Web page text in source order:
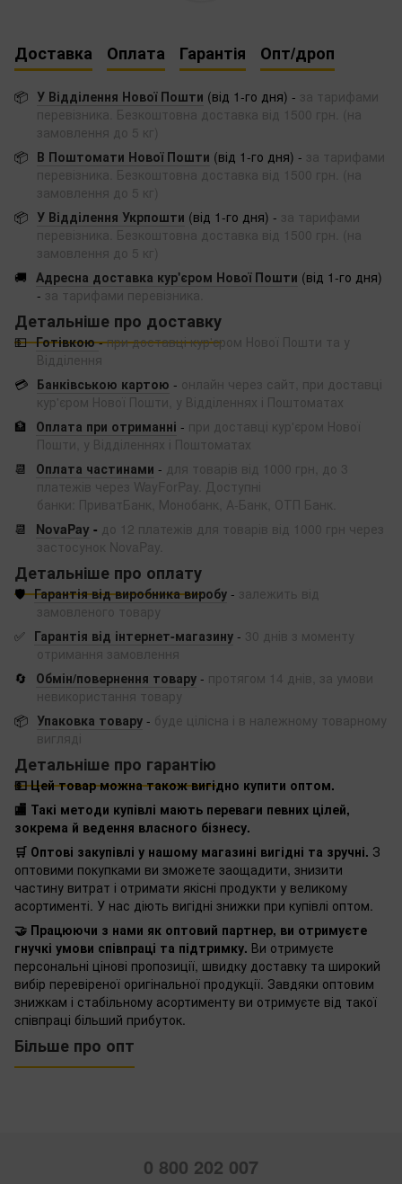
Доставка Оплата Гарантія Опт/дроп
📦 У Відділення Нової Пошти (від 1-го дня) - за тарифами
перевізника. Безкоштовна доставка від 1500 грн. (на
замовлення до 5 кг)
📦 В Поштомати Нової Пошти (від 1-го дня) - за тарифами
перевізника. Безкоштовна доставка від 1500 грн. (на
замовлення до 5 кг)
📦 У Відділення Укрпошти (від 1-го дня) - за тарифами
перевізника. Безкоштовна доставка від 1500 грн. (на
замовлення до 5 кг)
🚚 Адресна доставка кур'єром Нової Пошти (від 1-го дня)
- за тарифами перевізника.
Детальніше про доставку
💵 Готівкою -при доставці кур'єром Нової Пошти та у
Відділення
💳 Банківською картою - онлайн через сайт, при доставці
кур'єром Нової Пошти, у Відділеннях і Поштоматах
🏦
Оплата при отриманні - при доставці кур'єром Нової
Пошти, у Відділеннях і Поштоматах
📆
Оплата частинами - для товарів від 1000 грн, до 3
платежів через WayForPay. Доступні
банки: ПриватБанк, Монобанк, А-Банк, ОТП Банк.
📆
NovaPay - до 12 платежів для товарів від 1000 грн через
застосунок NovaPay.
Детальніше про оплату
🛡️ Гарантія від виробника виробу - залежить від
замовленого товару
✅ Гарантія від інтернет-магазину - 30 днів з моменту
отримання замовлення
🔄
Обмін/повернення товару - протягом 14 днів, за умови
невикористання товару
📦 Упаковка товару - буде цілісна і в належному товарному
вигляді
Детальніше про гарантію
💵 Цей товар можна також вигідно купити оптом.
🏬 Такі методи купівлі мають переваги певних цілей,
зокрема й ведення власного бізнесу.
🛒 Оптові закупівлі у нашому магазині вигідні та зручні. З
оптовими покупками ви зможете заощадити, знизити
частину витрат і отримати якісні продукти у великому
асортименті. У нас діють вигідні знижки при купівлі оптом.
🤝 Працюючи з нами як оптовий партнер, ви отримуєте
гнучкі умови співпраці та підтримку. Ви отримуєте
персональні цінові пропозиції, швидку доставку та широкий
вибір перевіреної оригінальної продукції. Завдяки оптовим
знижкам і стабільному асортименту ви отримуєте від такої
співпраці більший прибуток.
Більше про опт
0 800 202 007